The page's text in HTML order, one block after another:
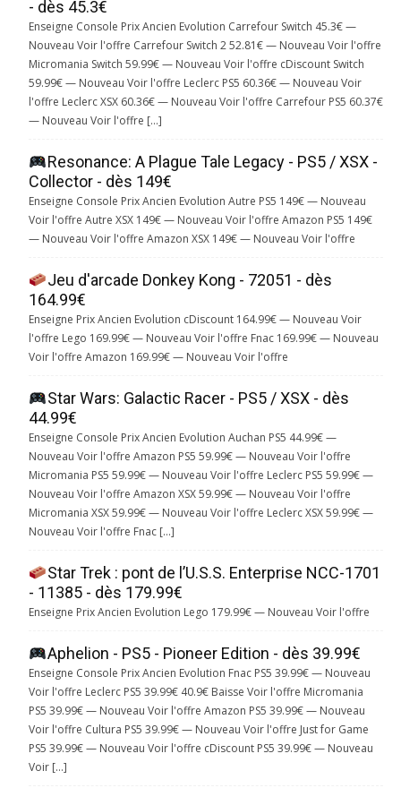
- dès 45.3€
Enseigne Console Prix Ancien Evolution Carrefour Switch 45.3€ —
Nouveau Voir l'offre Carrefour Switch 2 52.81€ — Nouveau Voir l'offre
Micromania Switch 59.99€ — Nouveau Voir l'offre cDiscount Switch
59.99€ — Nouveau Voir l'offre Leclerc PS5 60.36€ — Nouveau Voir
l'offre Leclerc XSX 60.36€ — Nouveau Voir l'offre Carrefour PS5 60.37€
— Nouveau Voir l'offre […]
Resonance: A Plague Tale Legacy - PS5 / XSX -
Collector - dès 149€
Enseigne Console Prix Ancien Evolution Autre PS5 149€ — Nouveau
Voir l'offre Autre XSX 149€ — Nouveau Voir l'offre Amazon PS5 149€
— Nouveau Voir l'offre Amazon XSX 149€ — Nouveau Voir l'offre
Jeu d'arcade Donkey Kong - 72051 - dès
164.99€
Enseigne Prix Ancien Evolution cDiscount 164.99€ — Nouveau Voir
l'offre Lego 169.99€ — Nouveau Voir l'offre Fnac 169.99€ — Nouveau
Voir l'offre Amazon 169.99€ — Nouveau Voir l'offre
Star Wars: Galactic Racer - PS5 / XSX - dès
44.99€
Enseigne Console Prix Ancien Evolution Auchan PS5 44.99€ —
Nouveau Voir l'offre Amazon PS5 59.99€ — Nouveau Voir l'offre
Micromania PS5 59.99€ — Nouveau Voir l'offre Leclerc PS5 59.99€ —
Nouveau Voir l'offre Amazon XSX 59.99€ — Nouveau Voir l'offre
Micromania XSX 59.99€ — Nouveau Voir l'offre Leclerc XSX 59.99€ —
Nouveau Voir l'offre Fnac […]
Star Trek : pont de l’U.S.S. Enterprise NCC-1701
- 11385 - dès 179.99€
Enseigne Prix Ancien Evolution Lego 179.99€ — Nouveau Voir l'offre
Aphelion - PS5 - Pioneer Edition - dès 39.99€
Enseigne Console Prix Ancien Evolution Fnac PS5 39.99€ — Nouveau
Voir l'offre Leclerc PS5 39.99€ 40.9€ Baisse Voir l'offre Micromania
PS5 39.99€ — Nouveau Voir l'offre Amazon PS5 39.99€ — Nouveau
Voir l'offre Cultura PS5 39.99€ — Nouveau Voir l'offre Just for Game
PS5 39.99€ — Nouveau Voir l'offre cDiscount PS5 39.99€ — Nouveau
Voir […]